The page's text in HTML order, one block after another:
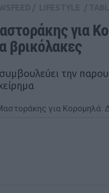
για
βρικόλακες
την